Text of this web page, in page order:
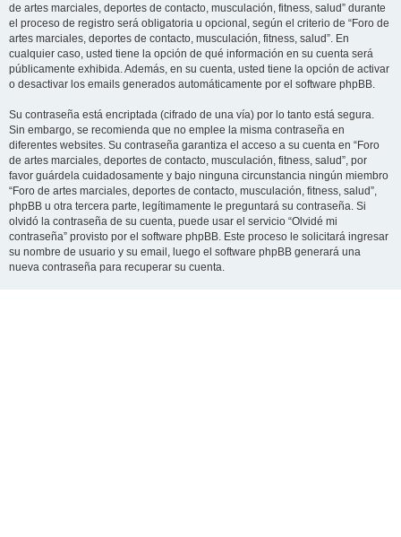
de artes marciales, deportes de contacto, musculación, fitness, salud” durante
el proceso de registro será obligatoria u opcional, según el criterio de “Foro de
artes marciales, deportes de contacto, musculación, fitness, salud”. En
cualquier caso, usted tiene la opción de qué información en su cuenta será
públicamente exhibida. Además, en su cuenta, usted tiene la opción de activar
o desactivar los emails generados automáticamente por el software phpBB.
Su contraseña está encriptada (cifrado de una vía) por lo tanto está segura.
Sin embargo, se recomienda que no emplee la misma contraseña en
diferentes websites. Su contraseña garantiza el acceso a su cuenta en “Foro
de artes marciales, deportes de contacto, musculación, fitness, salud”, por
favor guárdela cuidadosamente y bajo ninguna circunstancia ningún miembro
“Foro de artes marciales, deportes de contacto, musculación, fitness, salud”,
phpBB u otra tercera parte, legítimamente le preguntará su contraseña. Si
olvidó la contraseña de su cuenta, puede usar el servicio “Olvidé mi
contraseña” provisto por el software phpBB. Este proceso le solicitará ingresar
su nombre de usuario y su email, luego el software phpBB generará una
nueva contraseña para recuperar su cuenta.